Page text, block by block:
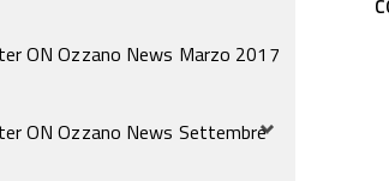
ON Ozzano News Marzo 2017
ON Ozzano News Settembre